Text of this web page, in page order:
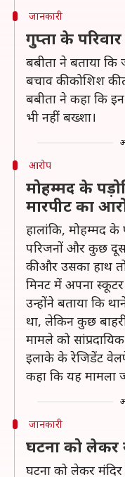
जानकारी
गुप्ता के
बबीता ने बताया
बचाव की कोशिश की
बबीता ने कहा कि
भी नहीं बख्शा।
आरोप
मोहम्मद के
मारपीट का
हालांकि, मोहम्मद के
परिजनों और कुछ
की और उसका हाथ
मिनट में अपना स्कूटर
उन्होंने बताया कि
था, लेकिन कुछ
मामले को
इलाके के रेजिडेंट
कहा कि यह मामला
जानकारी
घटना को लेकर
घटना को लेकर